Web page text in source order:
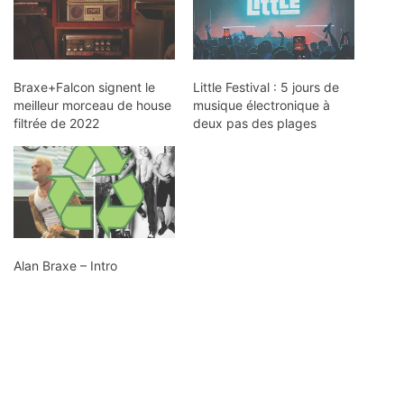
Braxe+Falcon signent le
meilleur morceau de house
filtrée de 2022
Little Festival : 5 jours de
musique électronique à
deux pas des plages
Alan Braxe – Intro